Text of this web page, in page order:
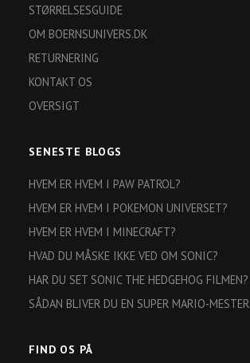
STØRRELSESGUIDE
OM BOERNSUNIVERS.DK
RETURNERING
KONTAKT OS
OVERSIGT
SENESTE BLOGS
HVEM ER HVEM I PAW PATROL?
HVEM ER HVEM I POKEMON UNIVERSET?
HVEM ER HVEM I MINECRAFT?
HVAD DU MÅSKE IKKE VED OM SONIC?
HAR DU SET SONIC THE HEDGEHOG FILMEN?
SÅDAN BLIVER DU EN SUPER MARIO-MESTER
FIND OS PÅ